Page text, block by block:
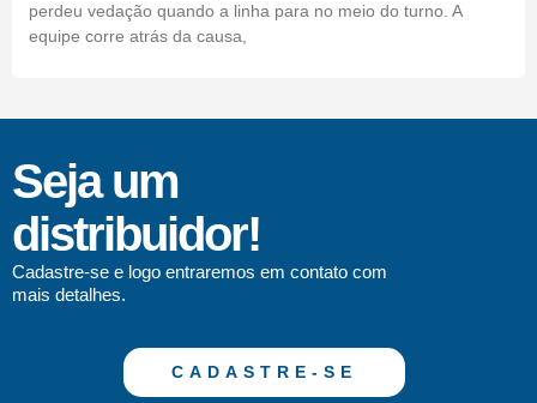
perdeu vedação quando a linha para no meio do turno. A
equipe corre atrás da causa,
Seja um
distribuidor!
Cadastre-se e logo entraremos em contato com
mais detalhes.
CADASTRE-SE